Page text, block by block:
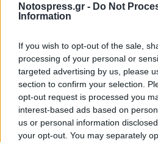
Notospress.gr - Do Not
Information
If you wish to opt-out of the sale,
processing of your personal or
targeted advertising by us, please
section to confirm your selection.
opt-out request is processed you
interest-based ads based on
us or personal information
your opt-out. You may separately